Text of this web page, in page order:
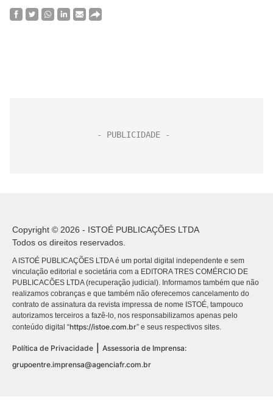
Copyright © 2026 - ISTOÉ PUBLICAÇÕES LTDA
Todos os direitos reservados.
A ISTOÉ PUBLICAÇÕES LTDA é um portal digital independente e sem
vinculação editorial e societária com a EDITORA TRES COMÉRCIO DE
PUBLICACÕES LTDA (recuperação judicial). Informamos também que não
realizamos cobranças e que também não oferecemos cancelamento do
contrato de assinatura da revista impressa de nome ISTOÉ, tampouco
autorizamos terceiros a fazê-lo, nos responsabilizamos apenas pelo
conteúdo digital “https://istoe.com.br” e seus respectivos sites.
Política de Privacidade
Assessoria de Imprensa:
grupoentre.imprensa@agenciafr.com.br